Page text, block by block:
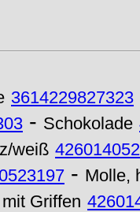
3614229827323
- Schokolade
weiß
- Molle,
Griffen